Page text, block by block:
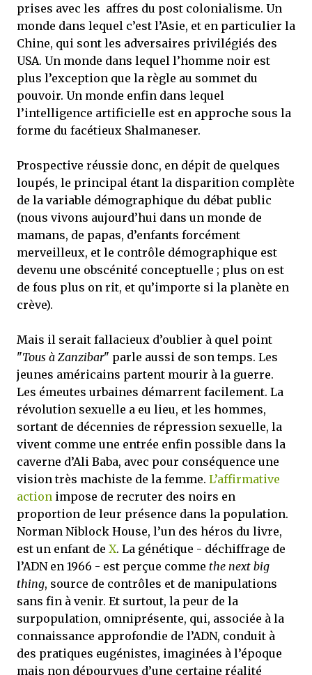
prises avec les affres du post colonialisme. Un
monde dans lequel c’est l’Asie, et en particulier la
Chine, qui sont les adversaires privilégiés des
USA. Un monde dans lequel l’homme noir est
plus l’exception que la règle au sommet du
pouvoir. Un monde enfin dans lequel
l’intelligence artificielle est en approche sous la
forme du facétieux Shalmaneser.
Prospective réussie donc, en dépit de quelques
loupés, le principal étant la disparition complète
de la variable démographique du débat public
(nous vivons aujourd’hui dans un monde de
mamans, de papas, d’enfants forcément
merveilleux, et le contrôle démographique est
devenu une obscénité conceptuelle ; plus on est
de fous plus on rit, et qu’importe si la planète en
crève).
Mais il serait fallacieux d’oublier à quel point
"Tous à Zanzibar" parle aussi de son temps. Les
jeunes américains partent mourir à la guerre.
Les émeutes urbaines démarrent facilement. La
révolution sexuelle a eu lieu, et les hommes,
sortant de décennies de répression sexuelle, la
vivent comme une entrée enfin possible dans la
caverne d’Ali Baba, avec pour conséquence une
vision très machiste de la femme. L’affirmative
action impose de recruter des noirs en
proportion de leur présence dans la population.
Norman Niblock House, l’un des héros du livre,
est un enfant de X. La génétique - déchiffrage de
l’ADN en 1966 - est perçue comme the next big
thing, source de contrôles et de manipulations
sans fin à venir. Et surtout, la peur de la
surpopulation, omniprésente, qui, associée à la
connaissance approfondie de l’ADN, conduit à
des pratiques eugénistes, imaginées à l’époque
mais non dépourvues d’une certaine réalité